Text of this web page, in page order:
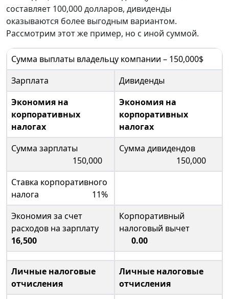
составляет 100,000 долларов, дивиденды
оказываются более выгодным вариантом.
Рассмотрим этот же пример, но с иной суммой.
Сумма выплаты владельцу компании – 150,000$
Зарплата
Дивиденды
Экономия на
корпоративных
налогах
Экономия на
корпоративных
налогах
Сумма зарплаты
150,000
Сумма дивидендов
150,000
Ставка корпоративного
налога 11%
Экономия за счет
расходов на зарплату
16,500
Корпоративный
налоговый вычет
0.00
Личные налоговые
отчисления
Личные налоговые
отчисления